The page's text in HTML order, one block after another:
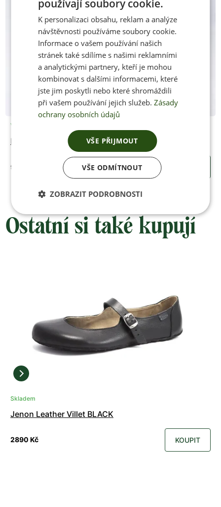
Vyrobíme po objednání
HUARACHE CUT2
950 Kč
Ostatní si také kupují
Skladem
Jenon Leather Villet BLACK
2890 Kč KOUPIT
ENGLISH
používají soubory cookie.
K personalizaci obsahu, reklam a analýze
návštěvnosti používáme soubory cookie.
Informace o vašem používání našich
stránek také sdílíme s našimi reklamními
a analytickými partnery, kteří je mohou
kombinovat s dalšími informacemi, které
jste jim poskytli nebo které shromáždili
při vašem používání jejich služeb. Zásady
ochrany osobních údajů
VŠE PŘIJMOUT
VŠE ODMÍTNOUT
ZOBRAZIT PODROBNOSTI